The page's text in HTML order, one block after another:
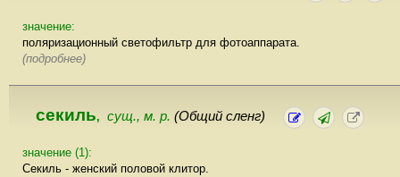
значение:
поляризационный светофильтр для фотоаппарата.
(подробнее)
секиль, сущ., м. р. (Общий сленг)
значение (1):
Секиль - женский половой клитор.